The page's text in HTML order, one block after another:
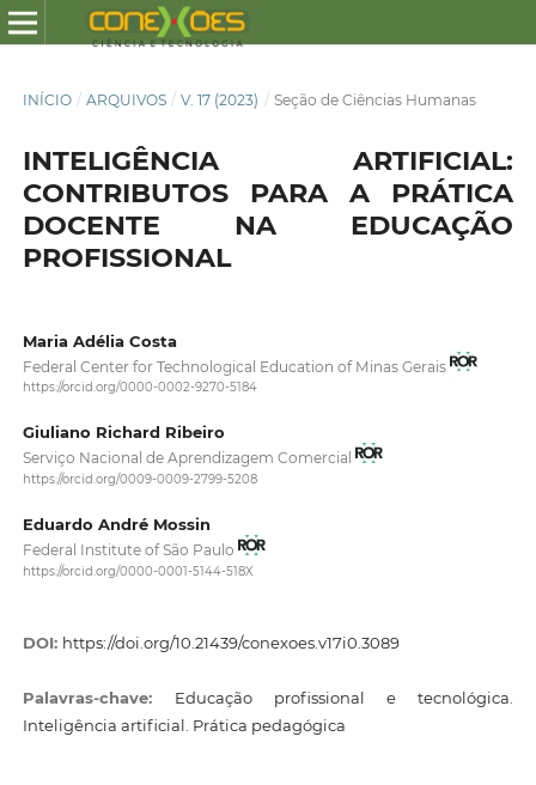
INÍCIO / ARQUIVOS / V. 17 (2023) / Seção de Ciências Humanas
INTELIGÊNCIA ARTIFICIAL:
CONTRIBUTOS PARA A PRÁTICA
DOCENTE NA EDUCAÇÃO
PROFISSIONAL
Maria Adélia Costa
Federal Center for Technological Education of Minas Gerais
https://orcid.org/0000-0002-9270-5184
Giuliano Richard Ribeiro
Serviço Nacional de Aprendizagem Comercial
https://orcid.org/0009-0009-2799-5208
Eduardo André Mossin
Federal Institute of São Paulo
https://orcid.org/0000-0001-5144-518X
DOI: https://doi.org/10.21439/conexoes.v17i0.3089
Palavras-chave: Educação profissional e tecnológica.
Inteligência artificial. Prática pedagógica